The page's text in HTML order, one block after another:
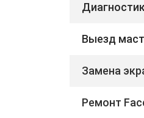
Выезд
Замена
Ремонт